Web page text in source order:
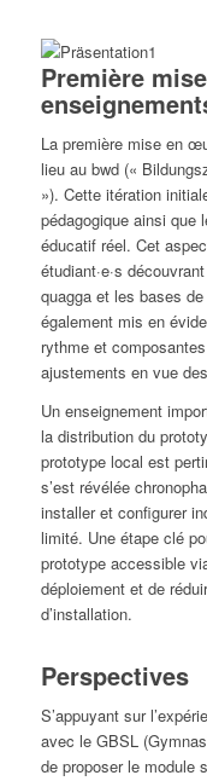
Première
La première mise en
lieu au bwd («
»). Cette itération
pédagogique ainsi que
éducatif réel. Cet
étudiant·e·s
quagga et les bases
également mis en
rythme et
ajustements en vue
Un enseignement
la distribution du
prototype local est
s’est révélée
installer et configurer
limité. Une étape clé
prototype accessible
déploiement et de
d’installation.
Perspectives
S’appuyant sur
avec le GBSL
de proposer le module